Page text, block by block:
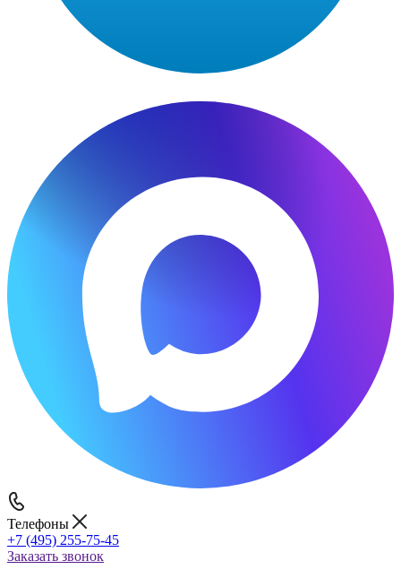
Телефоны
+7 (495) 255-75-45
Заказать звонок